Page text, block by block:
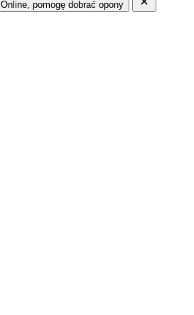
Online, pomogę dobrać opony